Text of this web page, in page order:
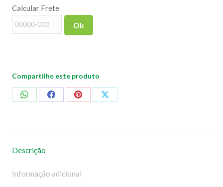
Calcular Frete
Ok
Compartilhe este produto
CompartilharCompartilharCompartilharCompartilhar
Descrição
Informação adicional